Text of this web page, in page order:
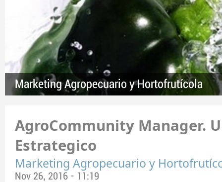
Marketing Agropecuario y Hortofrutícola
AgroCommunity Manager.
Estrategico
Marketing Agropecuario y
Nov 26, 2016 - 11:19